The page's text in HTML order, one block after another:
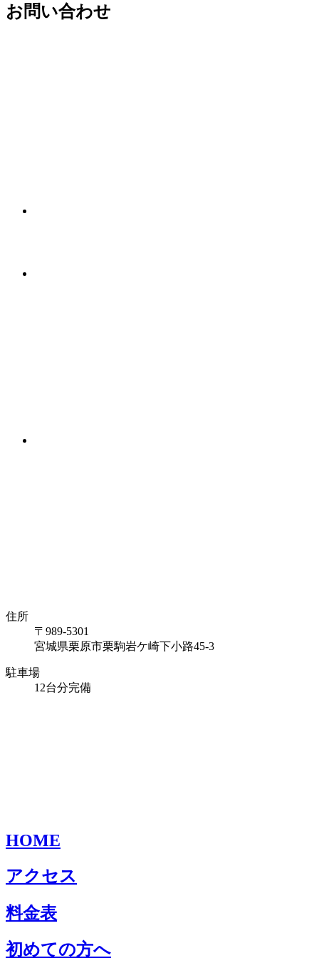
お問い合わせ
住所
〒989-5301
宮城県栗原市栗駒岩ケ崎下小路45-3
駐車場
12台分完備
HOME
アクセス
料金表
初めての方へ